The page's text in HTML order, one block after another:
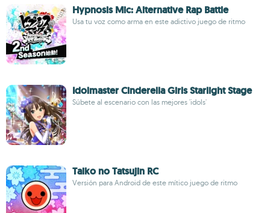
Hypnosis Mic: Alternative Rap Battle
Usa tu voz como arma en este adictivo juego de ritmo
Idolmaster Cinderella Girls Starlight Stage
Súbete al escenario con las mejores 'idols'
Taiko no Tatsujin RC
Versión para Android de este mítico juego de ritmo